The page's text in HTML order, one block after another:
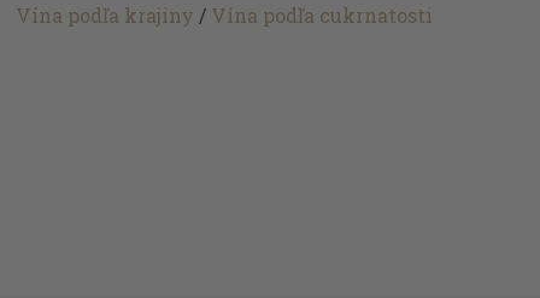
Vína podľa krajiny / Vína podľa cukrnatosti